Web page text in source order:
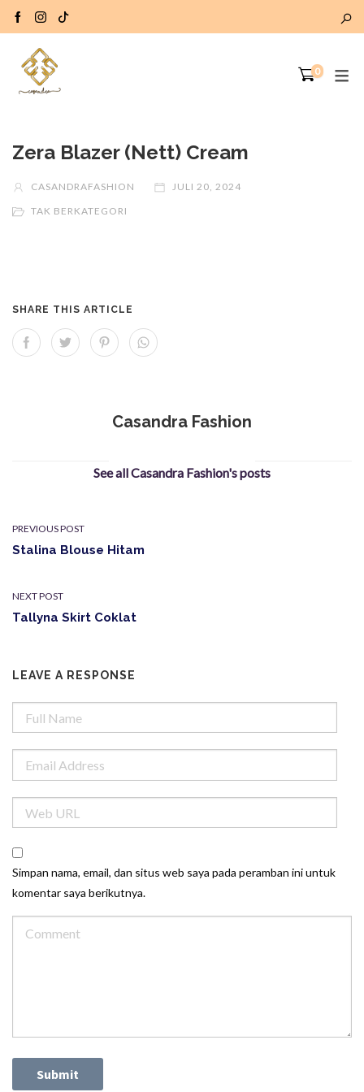
0
Zera Blazer (Nett) Cream
CASANDRAFASHION
JULI 20, 2024
TAK BERKATEGORI
SHARE THIS ARTICLE
Casandra Fashion
See all Casandra Fashion's posts
PREVIOUS POST
Stalina Blouse Hitam
NEXT POST
Tallyna Skirt Coklat
LEAVE A RESPONSE
Simpan nama, email, dan situs web saya pada peramban ini untuk
komentar saya berikutnya.